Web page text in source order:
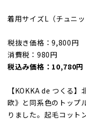
着用サイズL（チュニッ
税抜き価格：9,800円
消費税：980円
税込み価格：10,780円
【KOKKA de つくる
欧》と同系色のトップ
りました。起毛コット